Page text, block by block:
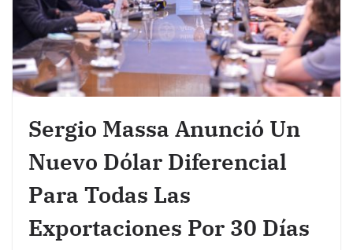
Sergio Massa Anunció Un
Nuevo Dólar Diferencial
Para Todas Las
Exportaciones Por 30 Días